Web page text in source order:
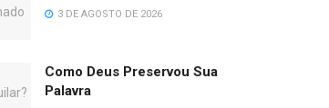
3 DE AGOSTO DE 2026
Como Deus Preservou Sua
Palavra